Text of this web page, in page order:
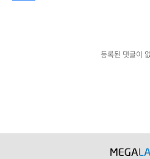
등록된 댓글이